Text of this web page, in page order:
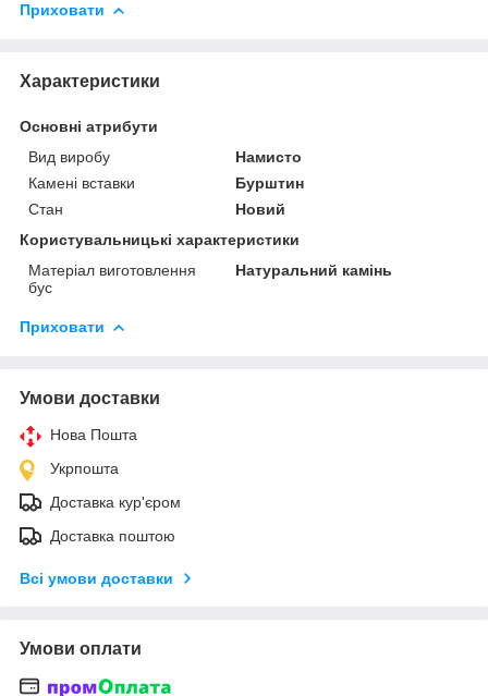
Приховати
Характеристики
Основні атрибути
Вид виробу
Намисто
Камені вставки
Бурштин
Стан
Новий
Користувальницькі характеристики
Матеріал виготовлення
бус
Натуральний камінь
Приховати
Умови доставки
Нова Пошта
Укрпошта
Доставка кур'єром
Доставка поштою
Всі умови доставки
Умови оплати